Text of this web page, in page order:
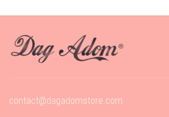
contact@dagadomstore.com